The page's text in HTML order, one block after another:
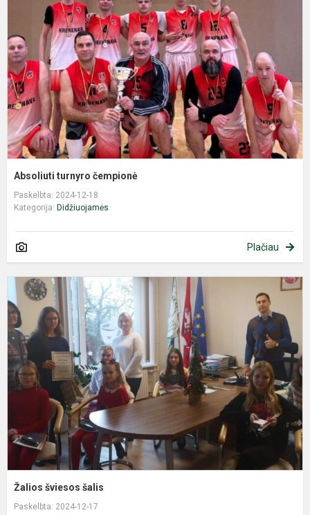
Absoliuti turnyro čempionė
Paskelbta: 2024-12-18
Kategorija: Didžiuojamės
Plačiau
Žalios šviesos šalis
Paskelbta: 2024-12-17